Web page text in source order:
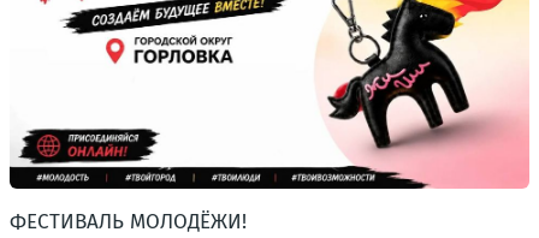
ФЕСТИВАЛЬ МОЛОДЁЖИ!